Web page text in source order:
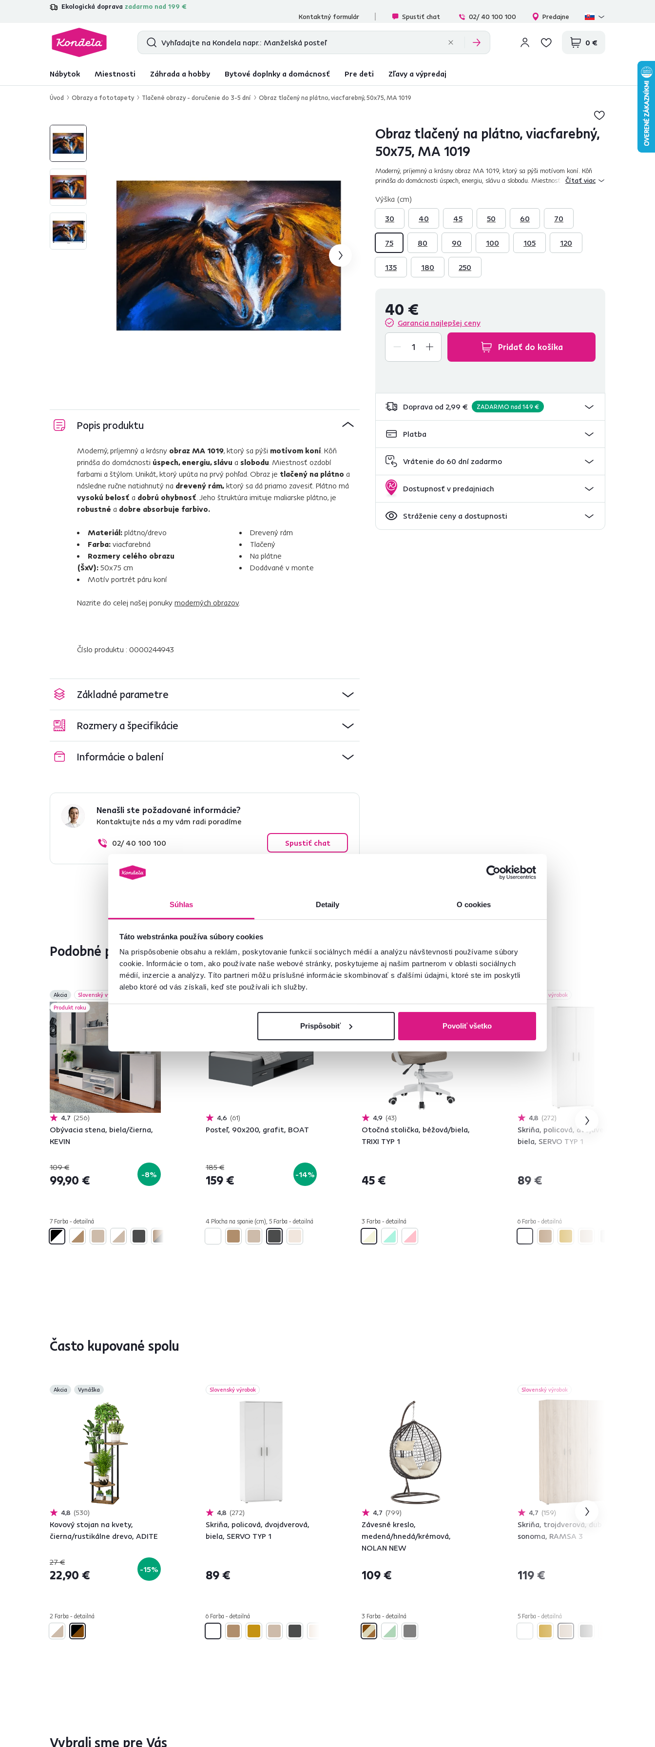
Súhlas Detaily O cookies
Táto webstránka používa súbory cookies
Na prispôsobenie obsahu a reklám, poskytovanie funkcií sociálnych médií a analýzu návštevnosti používame súbory
cookie. Informácie o tom, ako používate naše webové stránky, poskytujeme aj našim partnerom v oblasti sociálnych
médií, inzercie a analýzy. Títo partneri môžu príslušné informácie skombinovať s ďalšími údajmi, ktoré ste im poskytli
alebo ktoré od vás získali, keď ste používali ich služby.
Prispôsobiť Povoliť všetko
Ekologická doprava zadarmo nad 199 €
4,7 31 157overených produktových recenzií
Kontaktný formulár
Spustiť chat 02/ 40 100 100 Predajne
0 €
Nábytok Miestnosti Záhrada a hobby Bytové doplnky a domácnosť Pre deti Zľavy a výpredaj
Úvod Obrazy a fototapety Tlačené obrazy - doručenie do 3-5 dní Obraz tlačený na plátno, viacfarebný, 50x75, MA 1019
Obraz tlačený na plátno, viacfarebný,
50x75, MA 1019
Moderný, príjemný a krásny obraz MA 1019, ktorý sa pýši motívom koní. Kôň
prináša do domácnosti úspech, energiu, slávu a slobodu. Miestnosť ozdobí farbami
Čítať viac
Výška (cm)
30
40 45 50 60 70
75 80 90 100 105 120
135 180 250
40 €
Garancia najlepšej ceny
Pridať do košíka
Doprava od 2,99 € ZADARMO nad 149 €
Platba
Vrátenie do 60 dní zadarmo
Dostupnosť v predajniach
Stráženie ceny a dostupnosti
Popis produktu
Moderný, príjemný a krásny obraz MA 1019, ktorý sa pýši motívom koní . Kôň
prináša do domácnosti úspech, energiu, slávu a slobodu . Miestnosť ozdobí
farbami a štýlom. Unikát, ktorý upúta na prvý pohľad. Obraz je tlačený na plátno a
následne ručne natiahnutý na drevený rám, ktorý sa dá priamo zavesiť. Plátno má
vysokú belosť a dobrú ohybnosť . Jeho štruktúra imituje maliarske plátno, je
robustné a dobre absorbuje farbivo.
Materiál: plátno/drevo
Farba: viacfarebná
Rozmery celého obrazu
(ŠxV): 50x75 cm
Motív portrét páru koní
Drevený rám
Tlačený
Na plátne
Dodávané v monte
Nazrite do celej našej ponuky moderných obrazov.
Číslo produktu : 0000244943
Základné parametre
Rozmery a špecifikácie
Informácie o balení
Nenašli ste požadované informácie?
Kontaktujte nás a my vám radi poradíme
02/ 40 100 100 Spustiť chat
Podobné produkty
Akcia
Slovenský výrobok
Produkt roku
4,7 256
Obývacia stena, biela/čierna,
KEVIN
109 €
99,90 € -8%
7 Farba - detailná
4,6 61
Posteľ, 90x200, grafit, BOAT
185 €
159 € -14%
4 Plocha na spanie (cm), 5 Farba - detailná
4,9 43
Otočná stolička, béžová/biela,
TRIXI TYP 1
45 €
3 Farba - detailná
Slovenský výrobok
4,8 272
Skriňa, policová, dvojdverová,
biela, SERVO TYP 1
89 €
6 Farba - detailná
Často kupované spolu
Akcia Vynáška
4,8 530
Kovový stojan na kvety,
čierna/rustikálne drevo, ADITE
27 €
22,90 € -15%
2 Farba - detailná
Slovenský výrobok
4,8 272
Skriňa, policová, dvojdverová,
biela, SERVO TYP 1
89 €
6 Farba - detailná
4,7 799
Závesné kreslo,
medená/hnedá/krémová,
NOLAN NEW
109 €
3 Farba - detailná
Slovenský výrobok
4,7 159
Skriňa, trojdverová, dub
sonoma, RAMSA 3
119 €
5 Farba - detailná
Vybrali sme pre Vás